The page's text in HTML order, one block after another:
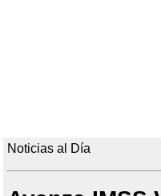
Noticias al Día